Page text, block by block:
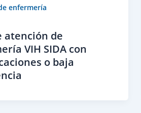
enfermería
atención de
VIH SIDA con
o baja